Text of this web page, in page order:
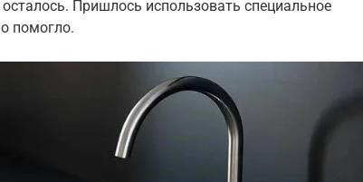
Пришлось использовать специальное
помогло.